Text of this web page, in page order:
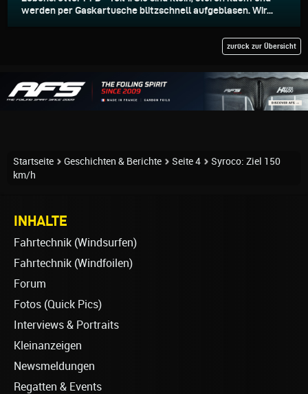
werden per Gaskartusche blitzschnell aufgeblasen. Wir...
zurück zur Übersicht
Startseite Geschichten & Berichte Seite 4
Syroco: Ziel 150
km/h
INHALTE
Fahrtechnik (Windsurfen)
Fahrtechnik (Windfoilen)
Forum
Fotos (Quick Pics)
Interviews & Portraits
Kleinanzeigen
Newsmeldungen
Regatten & Events